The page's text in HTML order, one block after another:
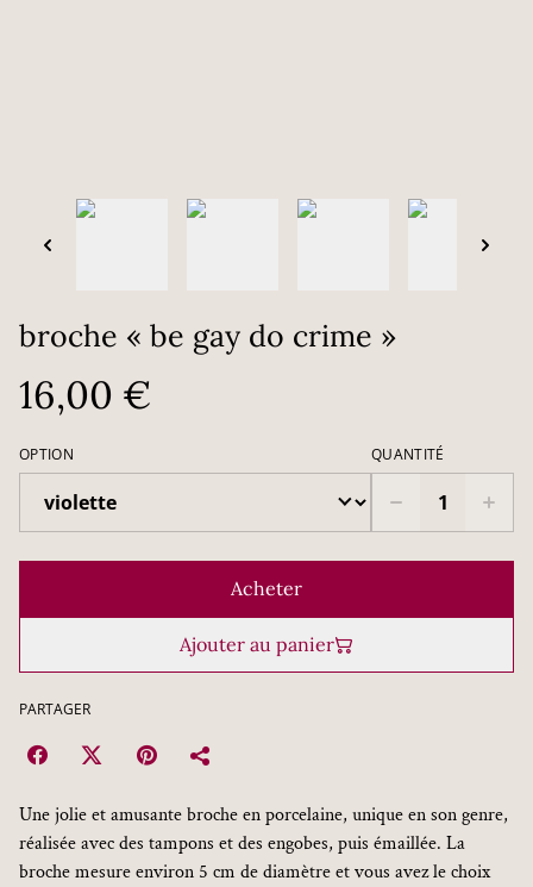
broche « be gay do crime »
16,00 €
OPTION QUANTITÉ
Acheter
Ajouter au panier
PARTAGER
Une jolie et amusante broche en porcelaine, unique en son genre,
réalisée avec des tampons et des engobes, puis émaillée. La
broche mesure environ 5 cm de diamètre et vous avez le choix